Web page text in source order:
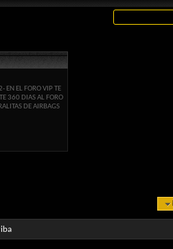
EN EL FORO VIP TE
360 DIAS AL FORO
DE AIRBAGS